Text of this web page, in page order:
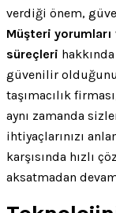
verdiği önem,
Müşteri yorumları
süreçleri
güvenilir olduğunu
taşımacılık
aynı zamanda
ihtiyaçlarınızı
karşısında hızlı
aksatmadan